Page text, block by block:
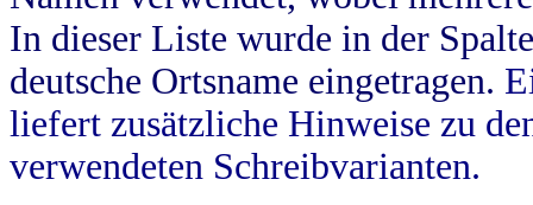
In dieser Liste wurde in der
deutsche Ortsname eingetragen.
liefert zusätzliche Hinweise zu
verwendeten Schreibvarianten.